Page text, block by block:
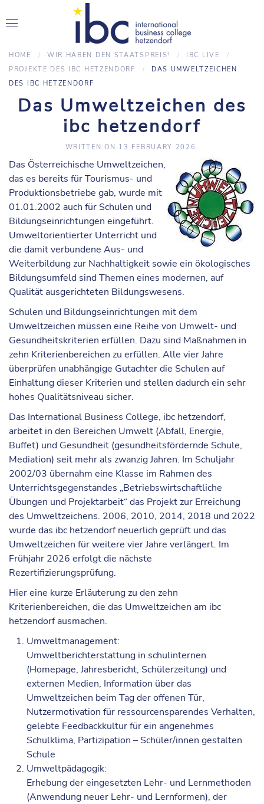
HOME WIR HABEN DEN STAATSPREIS!
IBC LIVE
PROJEKTE DES IBC HETZENDORF
DAS UMWELTZEICHEN
DES IBC HETZENDORF
Das Umweltzeichen des
ibc hetzendorf
WRITTEN ON 13 FEBRUARY 2026 .
Das Österreichische Umweltzeichen,
das es bereits für Tourismus- und
Produktionsbetriebe gab, wurde mit
01.01.2002 auch für Schulen und
Bildungseinrichtungen eingeführt.
Umweltorientierter Unterricht und
die damit verbundene Aus- und
Weiterbildung zur Nachhaltigkeit sowie ein ökologisches
Bildungsumfeld sind Themen eines modernen, auf
Qualität ausgerichteten Bildungswesens.
Schulen und Bildungseinrichtungen mit dem
Umweltzeichen müssen eine Reihe von Umwelt- und
Gesundheitskriterien erfüllen. Dazu sind Maßnahmen in
zehn Kriterienbereichen zu erfüllen. Alle vier Jahre
überprüfen unabhängige Gutachter die Schulen auf
Einhaltung dieser Kriterien und stellen dadurch ein sehr
hohes Qualitätsniveau sicher.
Das International Business College, ibc hetzendorf,
arbeitet in den Bereichen Umwelt (Abfall, Energie,
Buffet) und Gesundheit (gesundheitsfördernde Schule,
Mediation) seit mehr als zwanzig Jahren. Im Schuljahr
2002/03 übernahm eine Klasse im Rahmen des
Unterrichtsgegenstandes „Betriebswirtschaftliche
Übungen und Projektarbeit“ das Projekt zur Erreichung
des Umweltzeichens. 2006, 2010, 2014, 2018 und 2022
wurde das ibc hetzendorf neuerlich geprüft und das
Umweltzeichen für weitere vier Jahre verlängert. Im
Frühjahr 2026 erfolgt die nächste
Rezertifizierungsprüfung.
Hier eine kurze Erläuterung zu den zehn
Kriterienbereichen, die das Umweltzeichen am ibc
hetzendorf ausmachen.
Umweltmanagement:
Umweltberichterstattung in schulinternen
(Homepage, Jahresbericht, Schülerzeitung) und
externen Medien, Information über das
Umweltzeichen beim Tag der offenen Tür,
Nutzermotivation für ressourcensparendes Verhalten,
gelebte Feedbackkultur für ein angenehmes
Schulklima, Partizipation – Schüler/innen gestalten
Schule
Umweltpädagogik:
Erhebung der eingesetzten Lehr- und Lernmethoden
(Anwendung neuer Lehr- und Lernformen), der